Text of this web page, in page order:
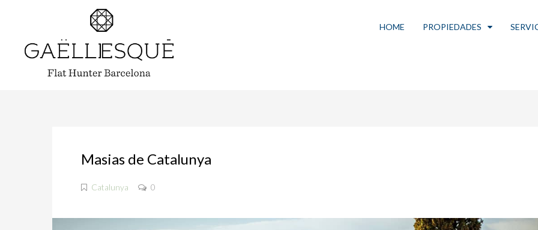
HOME PROPIEDADES
Masias de Catalunya
Catalunya 0